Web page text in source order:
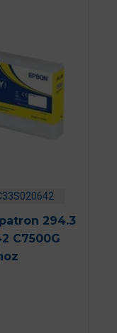
294.3
C7500G